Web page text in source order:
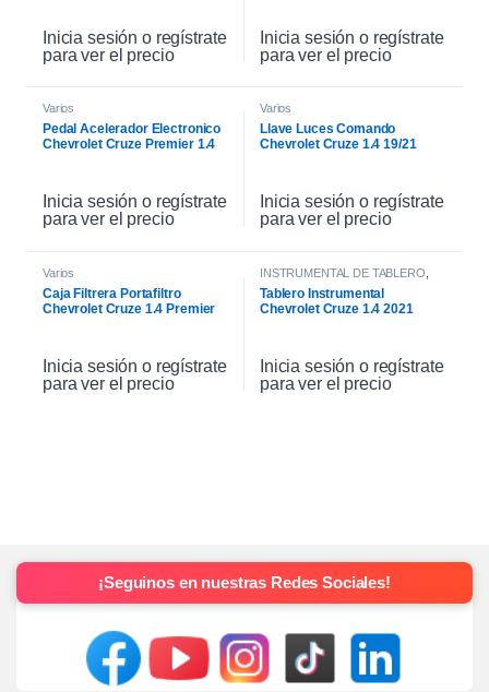
Inicia sesión o regístrate
para ver el precio
Inicia sesión o regístrate
para ver el precio
Varios
Pedal Acelerador Electronico
Chevrolet Cruze Premier 1.4
Inicia sesión o regístrate
para ver el precio
Varios
Llave Luces Comando
Chevrolet Cruze 1.4 19/21
Inicia sesión o regístrate
para ver el precio
Varios
Caja Filtrera Portafiltro
Chevrolet Cruze 1.4 Premier
Inicia sesión o regístrate
para ver el precio
INSTRUMENTAL DE TABLERO
Tablero Instrumental
Chevrolet Cruze 1.4 2021
Inicia sesión o regístrate
para ver el precio
¡Seguinos en nuestras Redes Sociales!